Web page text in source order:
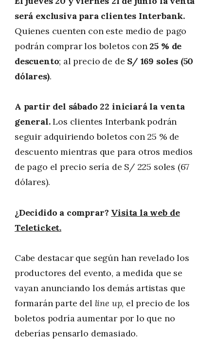
será exclusiva para clientes Interbank.
Quienes cuenten con este medio de pago
podrán comprar los boletos con 25 % de
descuento; al precio de de S/ 169 soles (50
dólares).
A partir del sábado 22 iniciará la venta
general.Los clientes Interbank podrán
seguir adquiriendo boletos con 25 % de
descuento mientras que para otros medios
de pago el precio sería de S/ 225 soles (67
dólares).
¿Decidido a comprar? Visita la web de
Teleticket.
Cabe destacar que según han revelado los
productores del evento, a medida que se
vayan anunciando los demás artistas que
formarán parte del line up, el precio de los
boletos podría aumentar por lo que no
deberías pensarlo demasiado.